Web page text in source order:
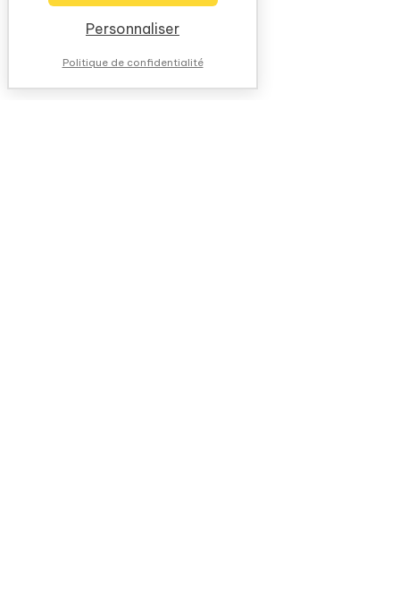
Personnaliser
Politique de confidentialité